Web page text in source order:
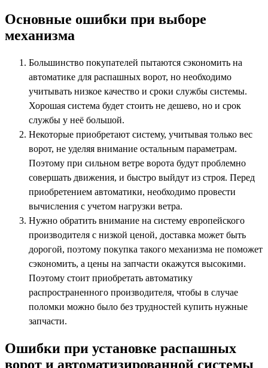
Основные ошибки при выборе
механизма
Большинство покупателей пытаются сэкономить на
автоматике для распашных ворот, но необходимо
учитывать низкое качество и сроки службы системы.
Хорошая система будет стоить не дешево, но и срок
службы у неё большой.
Некоторые приобретают систему, учитывая только вес
ворот, не уделяя внимание остальным параметрам.
Поэтому при сильном ветре ворота будут проблемно
совершать движения, и быстро выйдут из строя. Перед
приобретением автоматики, необходимо провести
вычисления с учетом нагрузки ветра.
Нужно обратить внимание на систему европейского
производителя с низкой ценой, доставка может быть
дорогой, поэтому покупка такого механизма не поможет
сэкономить, а цены на запчасти окажутся высокими.
Поэтому стоит приобретать автоматику
распространенного производителя, чтобы в случае
поломки можно было без трудностей купить нужные
запчасти.
Ошибки при установке распашных
ворот и автоматизированной системы